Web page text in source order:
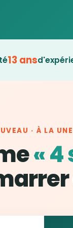
13 ans
· À LA UNE
« 4